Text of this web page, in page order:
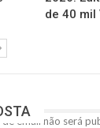
de 40 mil
de email não será